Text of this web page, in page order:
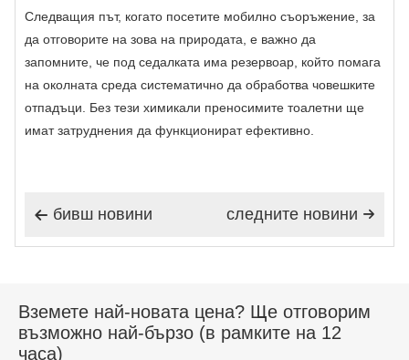
Следващия път, когато посетите мобилно съоръжение, за
да отговорите на зова на природата, е важно да
запомните, че под седалката има резервоар, който помага
на околната среда систематично да обработва човешките
отпадъци. Без тези химикали преносимите тоалетни ще
имат затруднения да функционират ефективно.
 бивш новини 
следните новини
Вземете най-новата цена? Ще отговорим
възможно най-бързо (в рамките на 12
часа)